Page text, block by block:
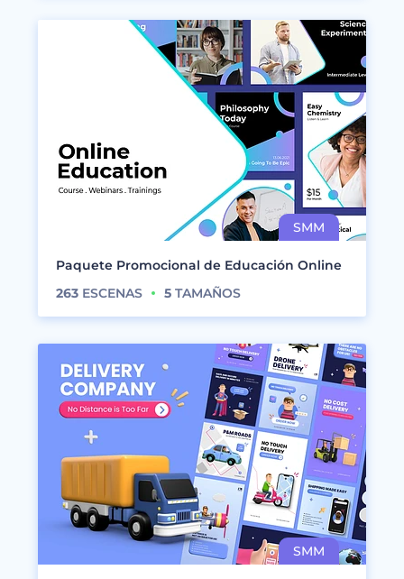
Paquete Promocional de Educación Online
263 ESCENAS 5 TAMAÑOS